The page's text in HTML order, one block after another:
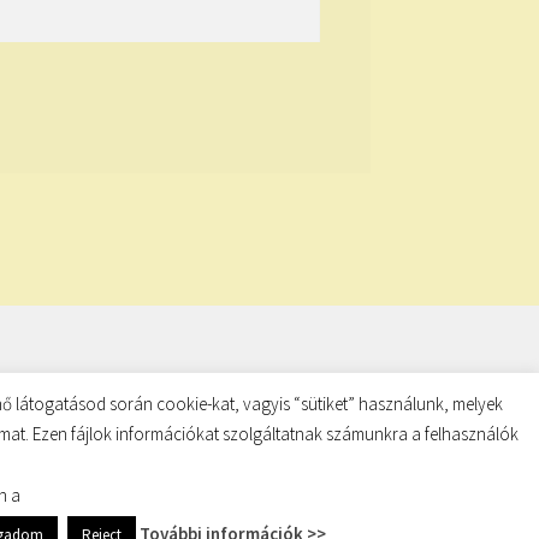
látogatásod során cookie-kat, vagyis “sütiket” használunk, melyek
Ezen fájlok információkat szolgáltatnak számunkra a felhasználók
a
Reject További információk >>